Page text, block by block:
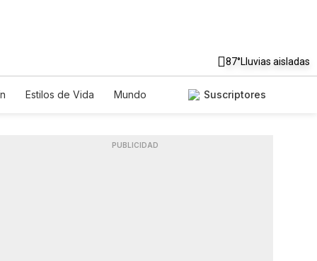
87°Lluvias aisladas
Estilos de Vida
Mundo
Suscriptores
PUBLICIDAD